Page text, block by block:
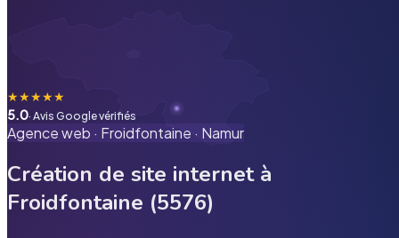
★★★★★
5.0· Avis Google vérifiés
Agence web · Froidfontaine · Namur
Création de site internet à
Froidfontaine (5576)